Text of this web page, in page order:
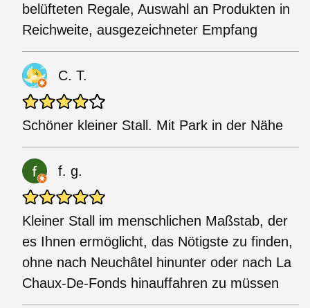
belüfteten Regale, Auswahl an Produkten in
Reichweite, ausgezeichneter Empfang
C. T.
Schöner kleiner Stall. Mit Park in der Nähe
f. g.
Kleiner Stall im menschlichen Maßstab, der
es Ihnen ermöglicht, das Nötigste zu finden,
ohne nach Neuchâtel hinunter oder nach La
Chaux-De-Fonds hinauffahren zu müssen